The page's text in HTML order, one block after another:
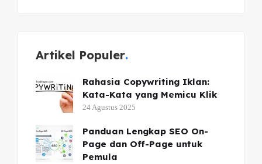
Artikel Populer
Rahasia Copywriting Iklan:
Kata-Kata yang Memicu Klik
24 Agustus 2025
Panduan Lengkap SEO On-
Page dan Off-Page untuk
Pemula